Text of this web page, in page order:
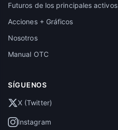
Futuros de los principales activos
Acciones + Gráficos
Nosotros
Manual OTC
SÍGUENOS
X (Twitter)
Instagram